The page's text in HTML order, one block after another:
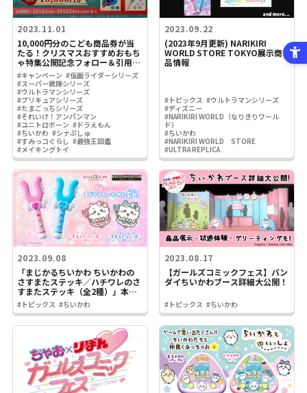
2023.11.01
10,000円分のこども商品券が当
たる！クリスマスおすすめおもち
ゃ特集公開記念フォロー＆引用リ
ポストキャンペーン
#キャンペーン #仮面ライダーシリーズ
#スーパー戦隊シリーズ
#ウルトラマンシリーズ
#プリキュアシリーズ
#たまごっちシリーズ
#それいけ！アンパンマン
#ユニトロボーン #ドラえもん
#ちいかわ #シナぷしゅ
#すみっコぐらし #最強王図鑑
#メイキングトイ
2023.09.22
(2023年9月更新) NARIKIRI
WORLD STORE TOKYO展示商
品情報
#トピックス #ウルトラマンシリーズ
#ディズニー
#NARIKIRI WORLD（なりきりワール
ド）
#ちいかわ
#NARIKIRI WORLD STORE
#ULTRA REPLICA
2023.09.08
「まじかるちいかわ ちいかわの
さすまたステッキ／ハチワレのさ
すまたステッキ（全2種）」本日
予約開始！
#トピックス #ちいかわ
2023.08.17
【ガールズコミックフェス】バン
ダイちいかわブース詳細大公開！
#トピックス #ちいかわ